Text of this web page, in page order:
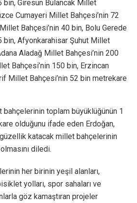
bin, Giresun Bulancak Millet
Cumayeri Millet Bahçesi’nin 72
Bahçesi’nin 40 bin, Bolu Gerede
bin, Afyonkarahisar Şuhut Millet
Aladağ Millet Bahçesi’nin 200
Bahçesi’nin 150 bin, Erzincan
Millet Bahçesi’nin 52 bin metrekare
bahçelerinin toplam büyüklüğünün 1
olduğunu ifade eden Erdoğan,
katacak millet bahçelerinin
diledi.
her birinin yeşil alanları,
yolları, spor sahaları ve
göz kamaştıran projeler